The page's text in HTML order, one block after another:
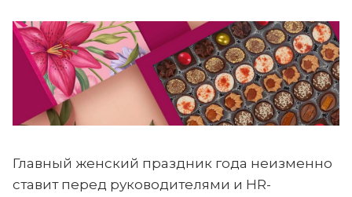
Главный женский праздник года неизменно
ставит перед руководителями и HR-